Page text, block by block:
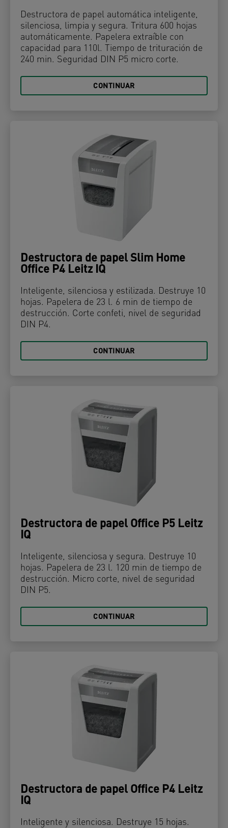
Destructora de papel automática inteligente,
silenciosa, limpia y segura. Tritura 600 hojas
automáticamente. Papelera extraíble con
capacidad para 110l. Tiempo de trituración de
240 min. Seguridad DIN P5 micro corte.
CONTINUAR
Destructora de papel Slim Home
Office P4 Leitz IQ
Inteligente, silenciosa y estilizada. Destruye 10
hojas. Papelera de 23 l. 6 min de tiempo de
destrucción. Corte confeti, nivel de seguridad
DIN P4.
CONTINUAR
Destructora de papel Office P5 Leitz
IQ
Inteligente, silenciosa y segura. Destruye 10
hojas. Papelera de 23 l. 120 min de tiempo de
destrucción. Micro corte, nivel de seguridad
DIN P5.
CONTINUAR
Destructora de papel Office P4 Leitz
IQ
Inteligente y silenciosa. Destruye 15 hojas.